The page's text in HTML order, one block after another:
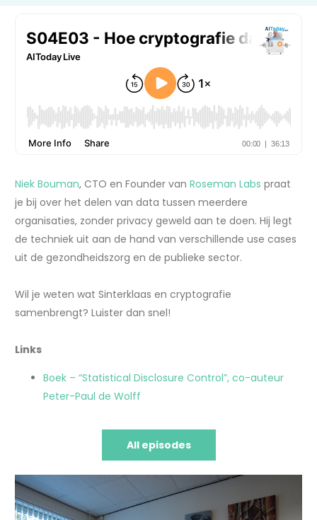
Niek Bouman, CTO en Founder vanRoseman Labs praat
je bij over het delen van data tussen meerdere
organisaties, zonder privacy geweld aan te doen. Hij legt
de techniek uit aan de hand van verschillende use cases
uit de gezondheidszorg en de publieke sector.
Wil je weten wat Sinterklaas en cryptografie
samenbrengt? Luister dan snel!
Links
Boek – “Statistical Disclosure Control”, co-auteur
Peter-Paul de Wolff
All episodes